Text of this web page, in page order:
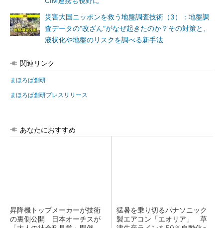
災害大国ニッポンを救う地盤調査技術（3）：地盤調
査データの“改ざん”がなぜ起きたのか？その対策と、
液状化や地盤のリスクを調べる新手法
関連リンク
まほろば創研
まほろば創研プレスリリース
あなたにおすすめ
昇降機トップメーカーが技術
の裏側公開 日本オーチスが
猛暑を乗り切るパナソニック
製エアコン「エオリア」 草